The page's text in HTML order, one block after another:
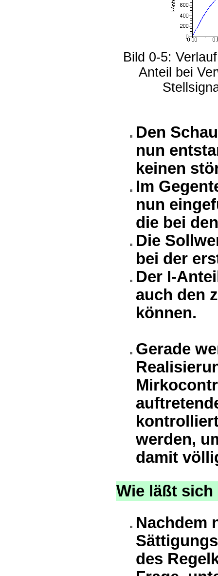
Bild 0-5:
Anteil bei
Den
nun
keinen
Im
nun
die bei
Die
bei der
Der I-
auch den
können.
Gerade
werden,
damit
Wie läßt
Nachdem
des